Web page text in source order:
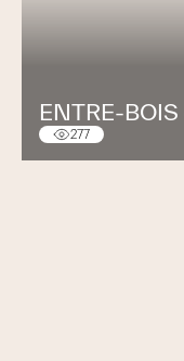
ENTRE-
277